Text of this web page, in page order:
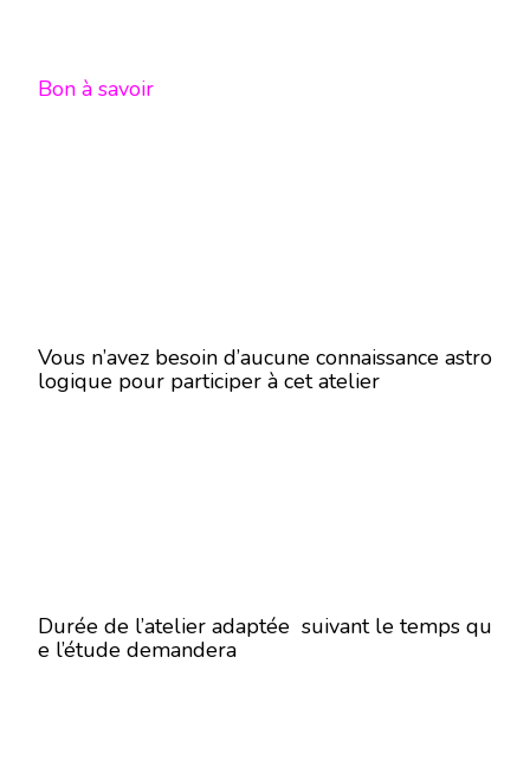
Bon à savoir
Vous n’avez besoin d’aucune connaissance astro
logique pour participer à cet atelier
Durée de l’atelier adaptée suivant le temps qu
e l’étude demandera